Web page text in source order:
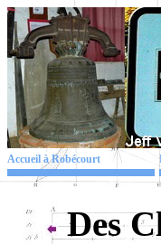
Accueil à Robécourt
Des